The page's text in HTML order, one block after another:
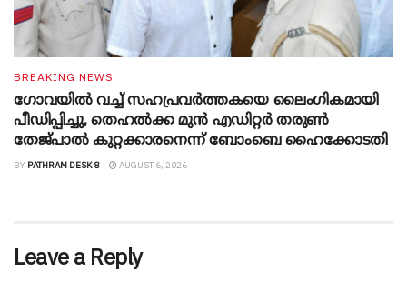
BREAKING NEWS
ഗോവയിൽ വച്ച് സഹപ്രവര്‍ത്തകയെ ലൈംഗികമായി
പീഡിപ്പിച്ചു, തെഹൽക്ക മുൻ എഡിറ്റർ തരുൺ
തേജ്പാൽ കുറ്റക്കാരനെന്ന് ബോംബെ ഹൈക്കോടതി
BY PATHRAM DESK 8 AUGUST 6, 2026
Leave a Reply